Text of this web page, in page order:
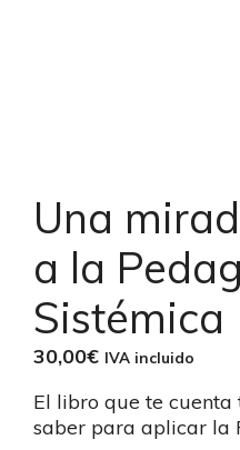
Una
a la
Sistémica
30,00€ IVA incluido
El libro que te cuenta
saber para aplicar la